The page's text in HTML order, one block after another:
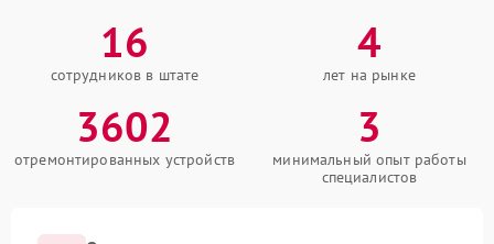
16
сотрудников в штате
4
лет на рынке
3602
отремонтированных устройств
3
минимальный опыт работы
специалистов